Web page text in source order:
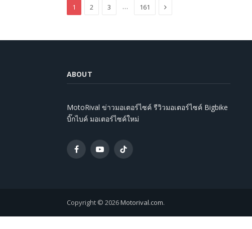
1 2 3 … 161 Next
ABOUT
MotoRival ข่าวมอเตอร์ไซค์ รีวิวมอเตอร์ไซค์ Bigbike
บิ๊กไบค์ มอเตอร์ไซค์ใหม่
FacebookYouTubeTikTok
Copyright © 2026Motorival.com.